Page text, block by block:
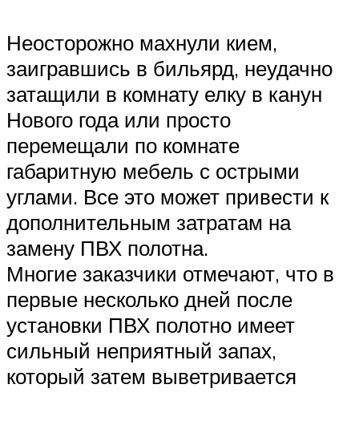
Неосторожно махнули кием,
заигравшись в бильярд, неудачно
затащили в комнату елку в канун
Нового года или просто
перемещали по комнате
габаритную мебель с острыми
углами. Все это может привести к
дополнительным затратам на
замену ПВХ полотна.
Многие заказчики отмечают, что в
первые несколько дней после
установки ПВХ полотно имеет
сильный неприятный запах,
который затем выветривается